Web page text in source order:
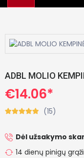
ADBL MOLIO
€14.06*
(15)
Dėl užsakymo
14 dienų pinigų